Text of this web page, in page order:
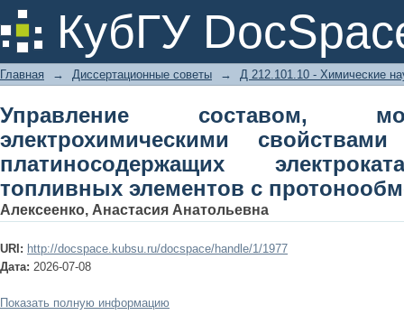
КубГУ
Управление составом,
наноструктурных
элементов с протонообменной
Главная → Диссертационные советы → Д 212.101.10 - Химические
Управление составом,
электрохимическими свойствами
платиносодержащих
топливных элементов с
Алексеенко, Анастасия Анатольевна
URI: http://docspace.kubsu.ru/docspace/handle/1/1977
Дата: 2026-07-08
Показать полную информацию